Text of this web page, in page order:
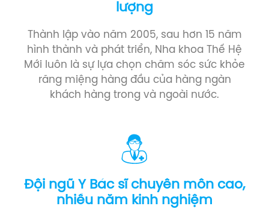
lượng
Thành lập vào năm 2005, sau hơn 15 năm
hình thành và phát triển, Nha khoa Thế Hệ
Mới luôn là sự lựa chọn chăm sóc sức khỏe
răng miệng hàng đầu của hàng ngàn
khách hàng trong và ngoài nước.
Đội ngũ Y Bác sĩ chuyên môn cao,
nhiều năm kinh nghiệm